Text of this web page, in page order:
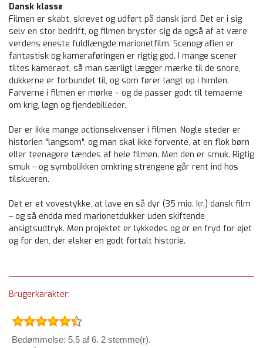
Dansk klasse
Filmen er skabt, skrevet og udført på dansk jord. Det er i sig
selv en stor bedrift, og filmen bryster sig da også af at være
verdens eneste fuldlængde marionetfilm. Scenografien er
fantastisk og kameraføringen er rigtig god. I mange scener
tiltes kameraet, så man særligt lægger mærke til de snore,
dukkerne er forbundet til, og som fører langt op i himlen.
Farverne i filmen er mørke – og de passer godt til temaerne
om krig, løgn og fjendebilleder.
Der er ikke mange actionsekvenser i filmen. Nogle steder er
historien "langsom", og man skal ikke forvente, at en flok børn
eller teenagere tændes af hele filmen. Men den er smuk. Rigtig
smuk – og symbolikken omkring strengene går rent ind hos
tilskueren.
Det er et vovestykke, at lave en så dyr (35 mio. kr.) dansk film
– og så endda med marionetdukker uden skiftende
ansigtsudtryk. Men projektet er lykkedes og er en fryd for øjet
og for den, der elsker en godt fortalt historie.
Brugerkarakter:
Bedømmelse: 5.5 af 6. 2 stemme(r).